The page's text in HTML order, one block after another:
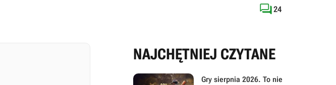
24
NAJCHĘTNIEJ CZYTANE
Gry sierpnia 2026. To nie